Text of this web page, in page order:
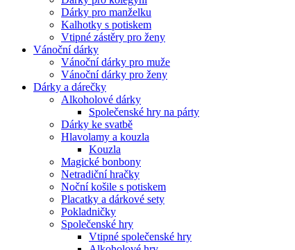
Dárky pro manželku
Kalhotky s potiskem
Vtipné zástěry pro ženy
Vánoční dárky
Vánoční dárky pro muže
Vánoční dárky pro ženy
Dárky a dárečky
Alkoholové dárky
Společenské hry na párty
Dárky ke svatbě
Hlavolamy a kouzla
Kouzla
Magické bonbony
Netradiční hračky
Noční košile s potiskem
Placatky a dárkové sety
Pokladničky
Společenské hry
Vtipné společenské hry